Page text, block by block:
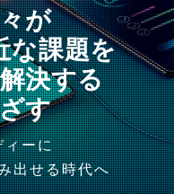
が
な課題を
決する
す
ィーに
出せる時代へ